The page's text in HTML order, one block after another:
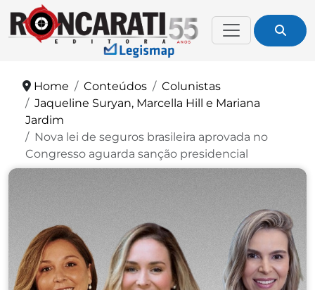
Home Conteúdos
Colunistas
Jaqueline Suryan, Marcella Hill e Mariana
Jardim
Nova lei de seguros brasileira aprovada no
Congresso aguarda sanção presidencial